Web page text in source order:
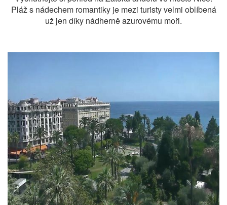
Pláž s nádechem romantiky je mezi turisty velmi oblíbená
už jen díky nádherně azurovému moři.